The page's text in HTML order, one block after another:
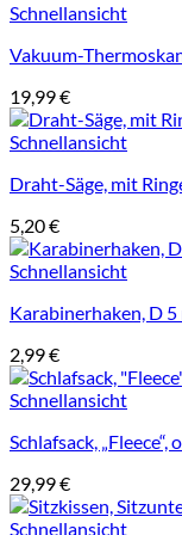
Schnellansicht
Vakuum-
19,99€
Schnellansicht
Draht-Säge, mit
5,20€
Schnellansicht
Karabinerhaken, D 5
2,99€
Schnellansicht
Schlafsack, „Fleece“,
29,99€
Schnellansicht